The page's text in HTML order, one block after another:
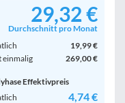
29,32 €
Durchschnitt pro Monat
19,99 €
einmalig
269,00 €
Effektivpreis
4,74 €